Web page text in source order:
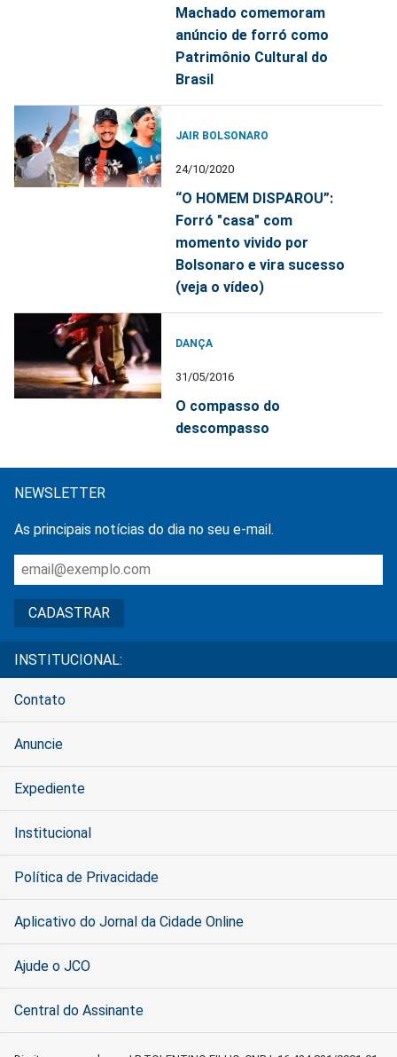
Machado comemoram
anúncio de forró como
Patrimônio Cultural do
Brasil
JAIR BOLSONARO
24/10/2020
“O HOMEM DISPAROU”:
Forró "casa" com
momento vivido por
Bolsonaro e vira sucesso
(veja o vídeo)
DANÇA
31/05/2016
O compasso do
descompasso
NEWSLETTER
As principais notícias do dia no seu e-mail.
INSTITUCIONAL:
Contato
Anuncie
Expediente
Institucional
Política de Privacidade
Aplicativo do Jornal da Cidade Online
Ajude o JCO
Central do Assinante